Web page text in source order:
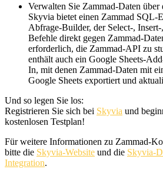
Verwalten Sie Zammad-Daten
Skyvia bietet einen Zammad SQL-
Abfrage-Builder, der Select-,
Befehle direkt gegen Zammad-
erforderlich, die Zammad-API zu
enthält auch ein Google Sheets-
In, mit denen Zammad-Daten mit
Google Sheets exportiert und
Und so legen Sie los:
Registrieren Sie sich bei Skyvia und
kostenlosen Testplan!
Für weitere Informationen zu Zammad-
bitte die Skyvia-Website und die Skyvia-
Integration.